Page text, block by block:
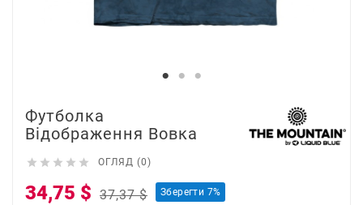
Футболка
Відображення Вовка
     ОГЛЯД (0)
34,75 $ 37,37 $ Зберегти 7%